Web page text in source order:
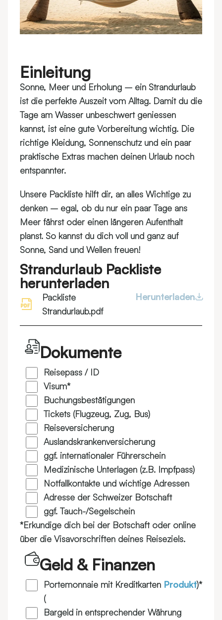
Einleitung
Sonne, Meer und Erholung – ein Strandurlaub
ist die perfekte Auszeit vom Alltag. Damit du die
Tage am Wasser unbeschwert geniessen
kannst, ist eine gute Vorbereitung wichtig. Die
richtige Kleidung, Sonnenschutz und ein paar
praktische Extras machen deinen Urlaub noch
entspannter.
Unsere Packliste hilft dir, an alles Wichtige zu
denken – egal, ob du nur ein paar Tage ans
Meer fährst oder einen längeren Aufenthalt
planst. So kannst du dich voll und ganz auf
Sonne, Sand und Wellen freuen!
Strandurlaub Packliste
herunterladen
Packliste
Strandurlaub.pdf
Herunterladen
Dokumente
Reisepass / ID
Visum*
Buchungsbestätigungen
Tickets (Flugzeug, Zug, Bus)
Reiseversicherung
Auslandskrankenversicherung
ggf. internationaler Führerschein
Medizinische Unterlagen (z.B. Impfpass)
Notfallkontakte und wichtige Adressen
Adresse der Schweizer Botschaft
ggf. Tauch-/Segelschein
*Erkundige dich bei der Botschaft oder online
über die Visavorschriften deines Reiseziels.
Geld & Finanzen
Portemonnaie mit Kreditkarten
(
Produkt)*
Bargeld in entsprechender Währung